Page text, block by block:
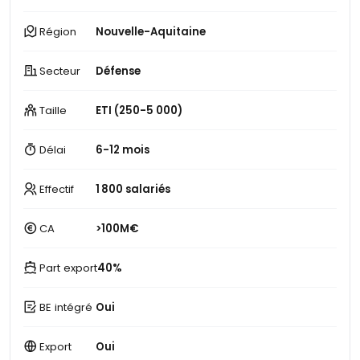
Région Nouvelle-Aquitaine
Secteur Défense
Taille ETI (250-5 000)
Délai 6-12 mois
Effectif 1 800 salariés
CA >100M€
Part export40%
BE intégré Oui
Export Oui